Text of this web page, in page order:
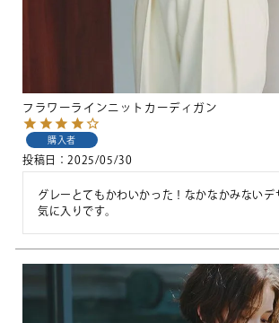
フラワーラインニットカーディガン
購入者
投稿日 2025/05/30
グレーとてもかわいかった！なかなかみないデ
気に入りです。